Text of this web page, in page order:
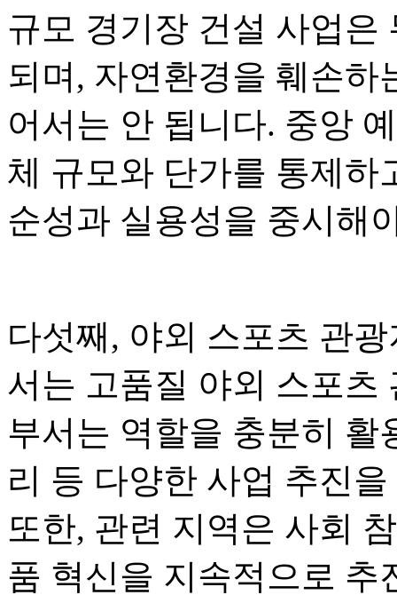
규모 경기장 건설 사업은
되며, 자연환경을 훼손하
어서는 안 됩니다. 중앙
체 규모와 단가를 통제하
순성과 실용성을 중시해
다섯째, 야외 스포츠 관
서는 고품질 야외 스포츠
부서는 역할을 충분히 활
리 등 다양한 사업 추진
또한, 관련 지역은 사회
품 혁신을 지속적으로 추